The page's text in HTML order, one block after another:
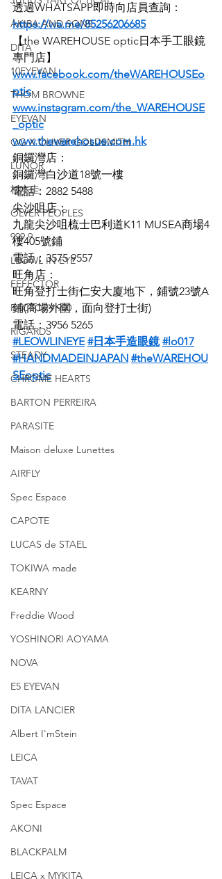
AKIRA AND SONS
DITA
10EYEVAN
THOM BROWNE
EYEVAN
OG X OLIVER GOLDSMITH
LUNOR
杉本圭
OLVER PEOPLES
999.9
LEOWL IN EYE
EFFECTOR
FACTORY 900
RIGARDS
STEADY
CHROME HEARTS
BARTON PERREIRA
PARASITE
Maison deluxe Lunettes
AIRFLY
Spec Espace
CAPOTE
LUCAS de STAEL
TOKIWA made
KEARNY
Freddie Wood
YOSHINORI AOYAMA
NOVA
E5 EYEVAN
DITA LANCIER
Albert I'mStein
LEICA
TAVAT
Spec Espace
AKONI
BLACKPALM
LEICA x MYKITA
透過WHATSAPP即時向店員查詢：
https://wa.me/85256206685
【the WAREHOUSE optic日本手工眼鏡
專門店】
www.facebook.com/theWAREHOUSEo
ptic
www.instagram.com/the_WAREHOUSE
_optic
www.thewarehosue.com.hk
銅鑼灣店：
銅鑼灣白沙道18號一樓
電話：2882 5488
尖沙咀店：
九龍尖沙咀梳士巴利道K11 MUSEA商場4
樓405號鋪
電話：3575 9557
旺角店：
旺角登打士街仁安大廈地下，鋪號23號A
鋪(商場外圍，面向登打士街)
電話：3956 5265
#LEOWLINEYE #日本手造眼鏡 #lo017
#HANDMADEINJAPAN #theWAREHOU
SEoptic